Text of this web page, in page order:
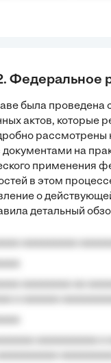
Федеральное
была проведена
актов, которые
документами на
применения
в этом
о
детальный